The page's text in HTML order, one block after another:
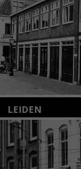
LEIDEN
Nieuwstraat 35
2312 KA Leiden
+31(0)71 – 52 84 480
info@kunsthuisleiden.nl